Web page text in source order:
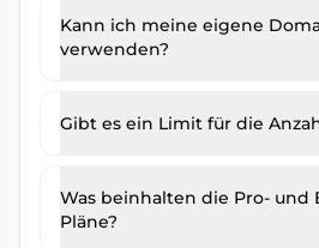
Kann ich meine eigene
verwenden?
Gibt es ein Limit für die
Was beinhalten die Pro- und
Pläne?